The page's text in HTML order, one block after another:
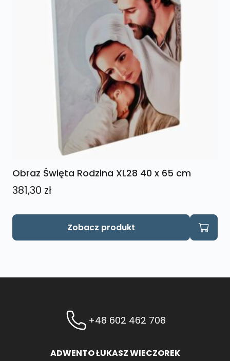
Obraz Święta Rodzina XL28 40 x 65 cm
381,30 zł
Zobacz produkt
+48 602 462 708
ADWENTO ŁUKASZ WIECZOREK